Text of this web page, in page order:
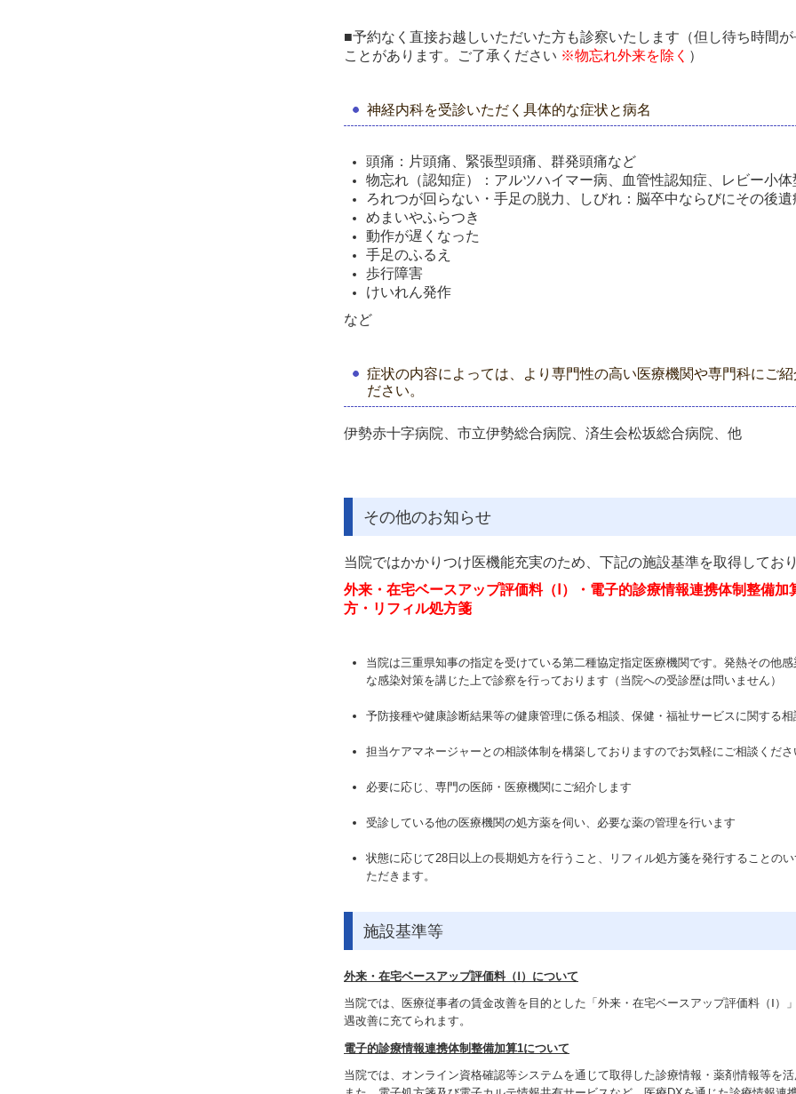
■予約なく直接お越しいただいた方も診察いたします（但し待ち時間
ことがあります。ご了承ください ※物忘れ外来を除く ）
神経内科を受診いただく具体的な症状と病名
頭痛：片頭痛、緊張型頭痛、群発頭痛など
物忘れ（認知症）：アルツハイマー病、血管性認知症、レビー小
ろれつが回らない・手足の脱力、しびれ：脳卒中ならびにその後遺
めまいやふらつき
動作が遅くなった
手足のふるえ
歩行障害
けいれん発作
など
症状の内容によっては、より専門性の高い医療機関や専門科にご
ださい。
伊勢赤十字病院、市立伊勢総合病院、済生会松坂総合病院、他
その他のお知らせ
当院ではかかりつけ医機能充実のため、下記の施設基準を取得してお
外来・在宅ベースアップ評価料（ ）・ 電子的診療情報連携体制整備加
方・リフィル処方箋
当院は三重県知事の指定を受けている第二種協定指定医療機関です。発熱その他
な感染対策を講じた上で診察を行っております（当院への受診歴は問いません）
予防接種や健康診断結果等の健康管理に係る相談、保健・福祉サービスに関する
担当ケアマネージャーとの相談体制を構築しておりますのでお気軽にご相談くだ
必要に応じ、専門の医師・医療機関にご紹介します
受診している他の医療機関の処方薬を伺い、必要な薬の管理を行います
状態に応じて28日以上の長期処方を行うこと、リフィル処方箋を発行することの
ただきます。
施設基準等
外来・在宅ベースアップ評価料（Ⅰ ）について
当院では、医療従事者の賃金改善を目的とした「外来・在宅ベースアップ評価料（ Ⅰ ）
遇改善に充てられます。
電子的診療情報連携体制整備加算1について
当院では、オンライン資格確認等システムを通じて取得した診療情報・薬剤情報等を